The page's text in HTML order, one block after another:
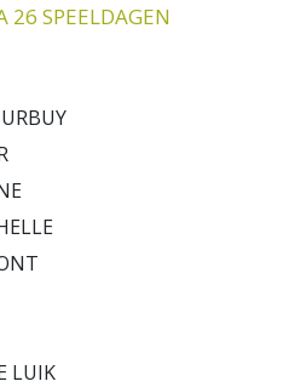
26 SPEELDAGEN
LUIK